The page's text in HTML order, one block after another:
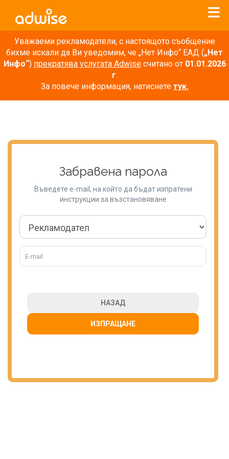
Уважаеми рекламодатели, с настоящото съобщение
бихме искали да Ви уведомим, че „Нет Инфо“ ЕАД („Нет
Инфо“) прекратява услугата Adwiseсчитано от 01.01.2026
г.
За повече информация, натиснете тук.
Забравена парола
Въведете e-mail, на който да бъдат изпратени
инструкции за възстановяване
НАЗАД
ИЗПРАЩАНЕ